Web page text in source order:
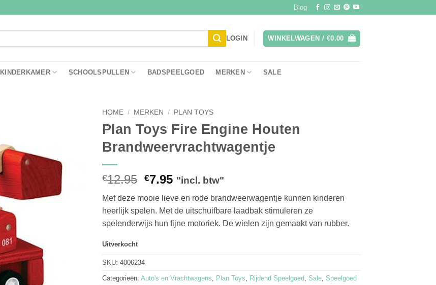
Blog
LOGIN WINKELWAGEN / €0.00
KINDERKAMER SCHOOLSPULLEN BADSPEELGOED MERKEN SALE
verlanglijst
HOME / MERKEN / PLAN TOYS
Plan Toys Fire Engine Houten
Brandweervrachtwagentje
€12.95 Oorspronkelijke
was:
€12.95.
€7.95Huidige
is:
€7.95.
"incl. btw"
Met deze mooie lieve en rode brandweerwagentje kunnen kinderen
heerlijk spelen. Met de uitschuifbare laadbak stimuleren ze
spelenderwijs hun fijne motoriek. De wielen zijn gemaakt van rubber.
Uitverkocht
SKU: 4006234
Categorieën: Auto's en Vrachtwagens, Plan Toys, Rijdend Speelgoed, Sale, Speelgoed